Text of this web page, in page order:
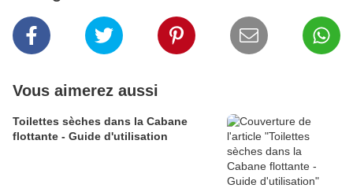
Vous aimerez aussi
Toilettes sèches dans la Cabane
flottante - Guide d'utilisation